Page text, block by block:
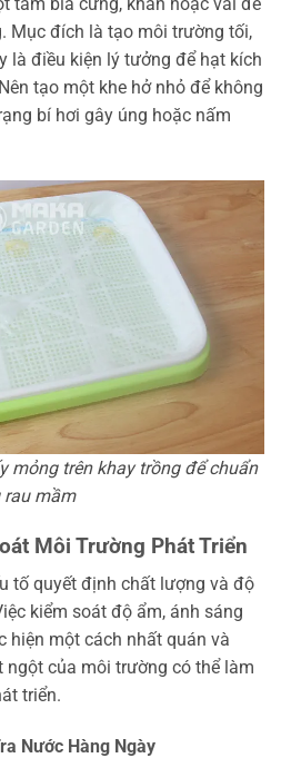
tấm bìa cứng, khăn hoặc vải để
Mục đích là tạo môi trường tối,
là điều kiện lý tưởng để hạt kích
tạo một khe hở nhỏ để không
bí hơi gây úng hoặc nấm
mỏng trên khay trồng để chuẩn
rau mầm
Môi Trường Phát Triển
tố quyết định chất lượng và độ
kiểm soát độ ẩm, ánh sáng
hiện một cách nhất quán và
ngột của môi trường có thể làm
triển.
Nước Hàng Ngày